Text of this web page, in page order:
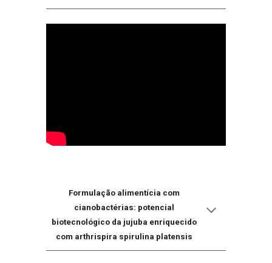
Formulação alimentícia com
cianobactérias: potencial
biotecnológico da jujuba enriquecido
com arthrispira spirulina platensis